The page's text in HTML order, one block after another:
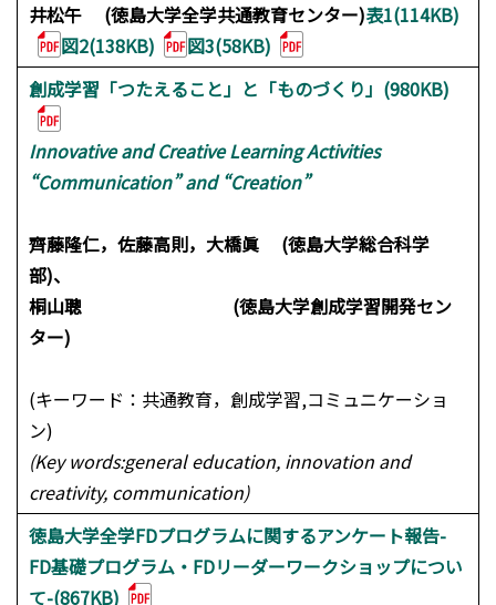
井松午 (徳島大学全学共通教育センター)表1(114KB)
図2(138KB)
図3(58KB)
創成学習「つたえること」と「ものづくり」(980KB)
Innovative and Creative Learning Activities
“Communication” and “Creation”
齊藤隆仁，佐藤高則，大橋眞 (徳島大学総合科学
部)、
桐山聰 (徳島大学創成学習開発セン
ター)
(キーワード：共通教育，創成学習,コミュニケーショ
ン)
(Key words:general education, innovation and
creativity, communication)
徳島大学全学FDプログラムに関するアンケート報告-
FD基礎プログラム・FDリーダーワークショップについ
て-(867KB)